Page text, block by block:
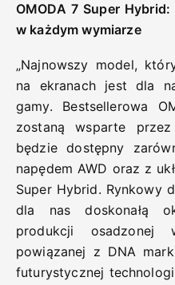
OMODA 7 Super
w każdym wymiarze
„Najnowszy model,
na ekranach jest dla
gamy. Bestsellerowa
zostaną wsparte
będzie dostępny
napędem AWD oraz z
Super Hybrid. Rynkowy
dla nas doskonałą
produkcji osadzonej
powiązanej z DNA
futurystycznej